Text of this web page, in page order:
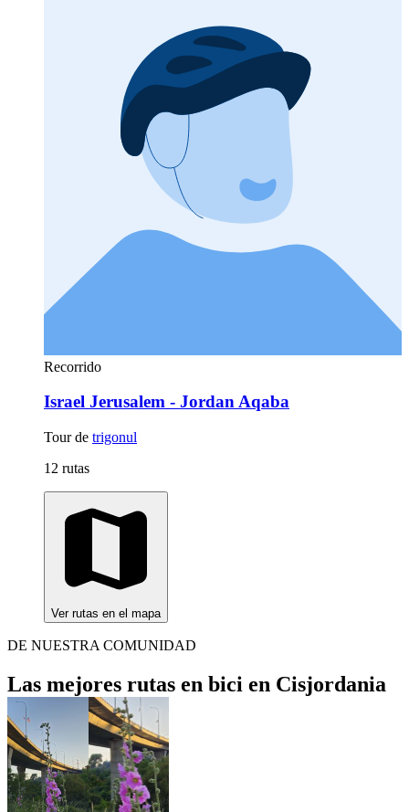
Recorrido
Israel Jerusalem - Jordan Aqaba
Tour de trigonul
12 rutas
Ver rutas en el mapa
DE NUESTRA COMUNIDAD
Las mejores rutas en bici en Cisjordania